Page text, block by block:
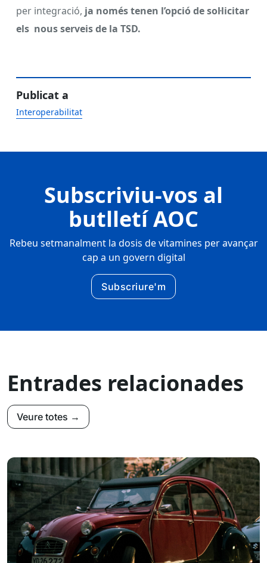
per integració, ja només tenen l’opció de sol·licitar
els nous serveis de la TSD.
Publicat a
Interoperabilitat
Subscriviu-vos al
butlletí AOC
Rebeu setmanalment la dosis de vitamines per avançar
cap a un govern digital
Subscriure'm
Entrades relacionades
Veure totes →